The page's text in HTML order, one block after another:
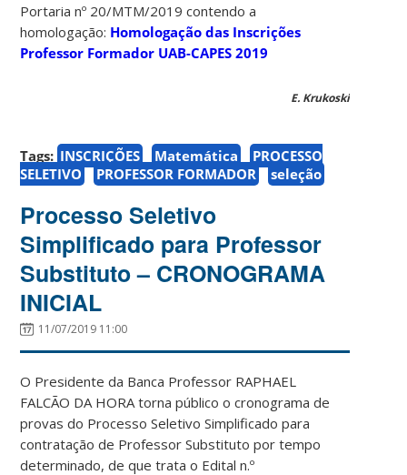
Portaria nº 20/MTM/2019 contendo a
homologação: Homologação das Inscrições
Professor Formador UAB-CAPES 2019
E. Krukoski
Tags: INSCRIÇÕES Matemática
PROCESSO
SELETIVO
PROFESSOR FORMADOR seleção
Processo Seletivo
Simplificado para Professor
Substituto – CRONOGRAMA
INICIAL
11/07/2019 11:00
O Presidente da Banca Professor RAPHAEL
FALCÃO DA HORA torna público o cronograma de
provas do Processo Seletivo Simplificado para
contratação de Professor Substituto por tempo
determinado, de que trata o Edital n.º